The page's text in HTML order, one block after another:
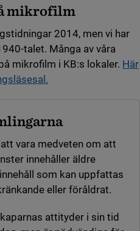
mikrofilm
2014, men vi har
talet. Många av våra
mikrofilm i KB:s lokaler. Här
vara medveten om att
innehåller äldre
som kan uppfattas
eller föråldrat.
attityder i sin tid